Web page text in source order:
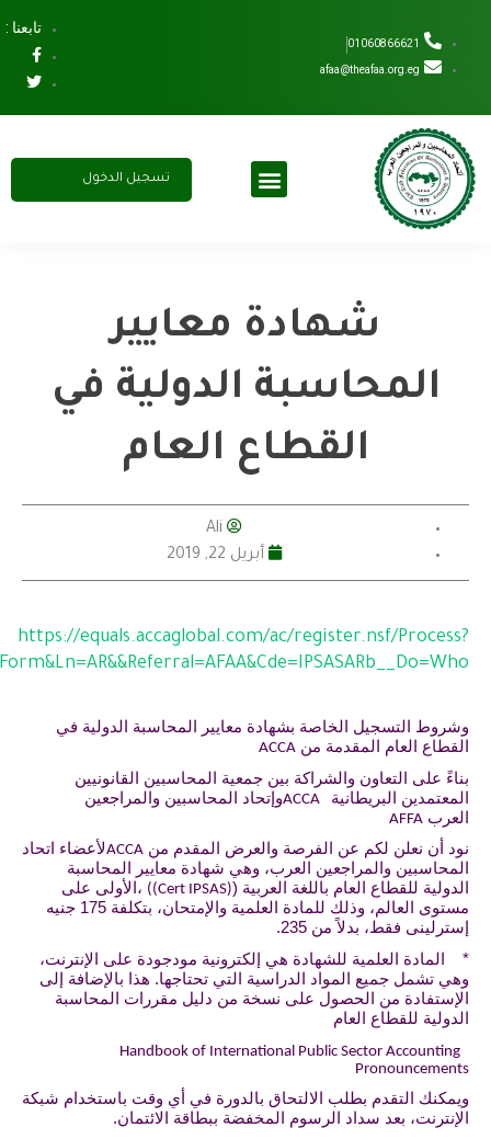
01060866621
afaa@theafaa.org.eg
تابعنا :
تسجيل الدخول
شهادة معايير
المحاسبة الدولية في
القطاع العام
أبريل 22, 2019
https://equals.accaglobal.com/ac/register.nsf/
التسجيل الخاصة بشهادة معايير المحاسبة الدولية في
العام المقدمة من ACCA
على التعاون والشراكة بين جمعية المحاسبين القانونيين
البريطانية ACCA
وإتحاد المحاسبين والمراجعين
AFFA
أن نعلن لكم عن الفرصة والعرض المقدم منACCAلأعضاء اتحاد
والمراجعين العرب، وهي شهادة معايير المحاسبة
للقطاع العام باللغة العربية (((Cert IPSAS) ،الأولى على
مستوى العالم، وذلك للمادة العلمية والإمتحان، بتكلفة 175 جنيه
فقط، بدلاً من 235.
العلمية للشهادة هي إلكترونية مودجودة على الإنترنت،
تشمل جميع المواد الدراسية التي تحتاجها. هذا بالإضافة إلى
من الحصول على نسخة من دليل مقررات المحاسبة
للقطاع العام
Handbook of International Public Sector
التقدم بطلب الالتحاق بالدورة في أي وقت باستخدام شبكة
بعد سداد الرسوم المخفضة ببطاقة الائتمان.